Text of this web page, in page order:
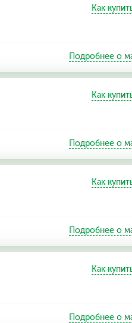
Как
Подробнее о
Как
Подробнее о
Как
Подробнее о
Как
Подробнее о